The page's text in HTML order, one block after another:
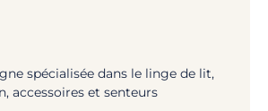
spécialisée dans le linge de lit,
accessoires et senteurs